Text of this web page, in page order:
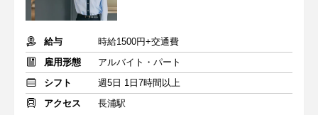
給与
時給1500円+交通費
雇用形態
アルバイト・パート
シフト
週5日 1日7時間以上
アクセス
長浦駅